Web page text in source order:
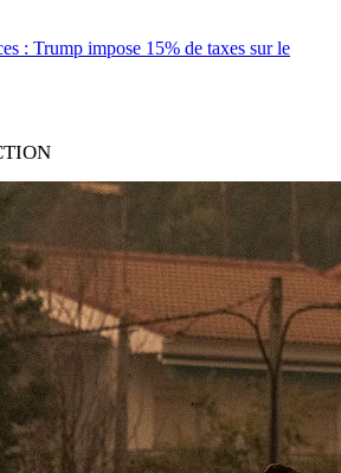
: Trump impose 15% de taxes sur le